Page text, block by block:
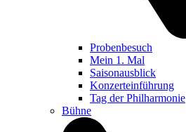
Probenbesuch
Mein 1. Mal
Saisonausblick
Konzerteinführung
Tag der Philharmonie
Bühne